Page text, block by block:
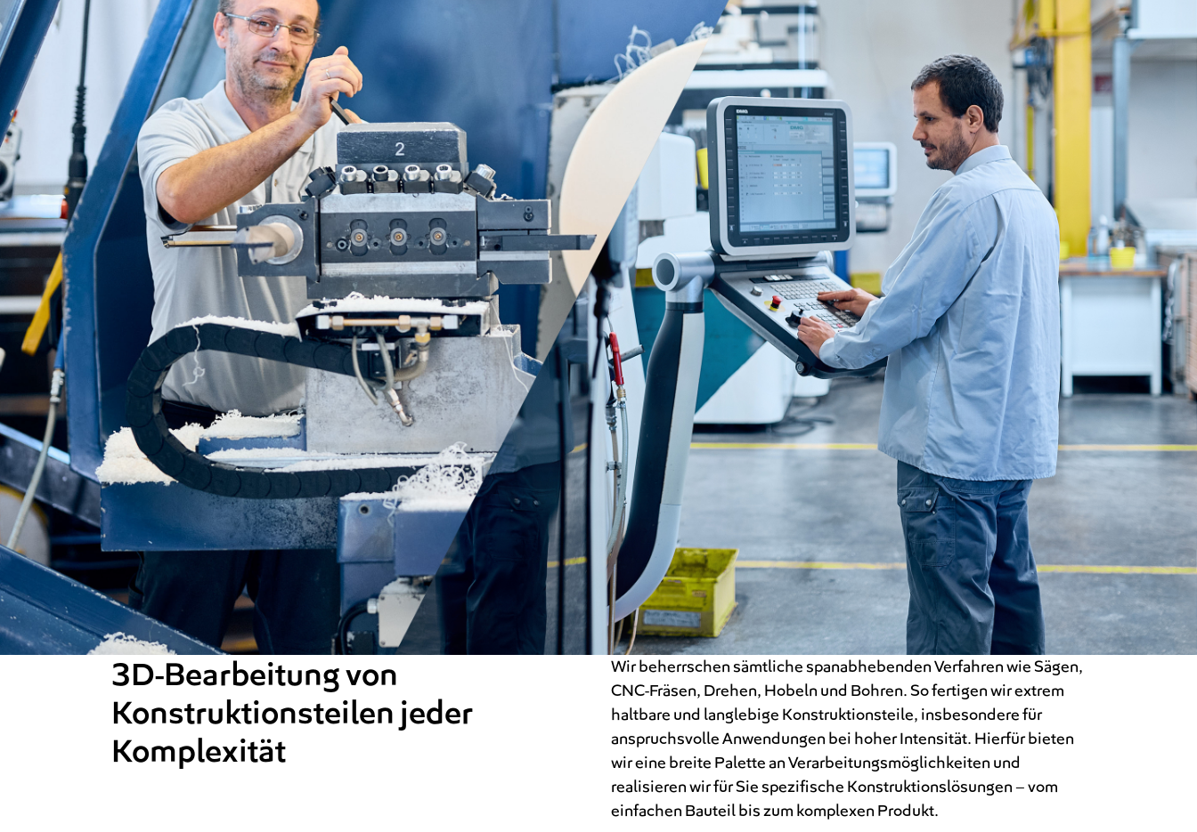
3D-Bearbeitung von
Konstruktionsteilen jeder
Komplexität
Wir beherrschen sämtliche spanabhebenden Verfahren wie Sägen,
CNC-Fräsen, Drehen, Hobeln und Bohren. So fertigen wir extrem
haltbare und langlebige Konstruktionsteile, insbesondere für
anspruchsvolle Anwendungen bei hoher Intensität. Hierfür bieten
wir eine breite Palette an Verarbeitungsmöglichkeiten und
realisieren wir für Sie spezifische Konstruktionslösungen – vom
einfachen Bauteil bis zum komplexen Produkt.